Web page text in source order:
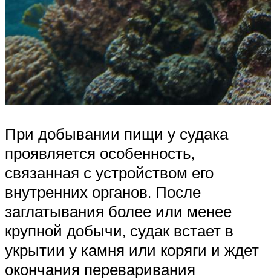
При добывании пищи у судака
проявляется особенность,
связанная с устройством его
внутренних органов. После
заглатывания более или менее
крупной добычи, судак встает в
укрытии у камня или коряги и ждет
окончания переваривания